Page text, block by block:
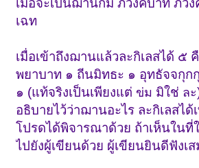
เมื่อจะเป็นฌานก็มี ภวังคบาท ภวั
เฉท
เมื่อเข้าถึงฌานแล้วละกิเลสได้ ๕
พยาบาท ๑ ถีนมิทธะ ๑ อุทธัจจกุก
๑ (แท้จริงเป็นเพียงแต่ ข่ม มิใช่ ละ
อธิบายไว้ว่าฌานอะไร ละกิเลสไ
โปรดได้พิจารณาด้วย ถ้าเห็นใน
ไปยังผู้เขียนด้วย ผู้เขียนยินดีฟังเส